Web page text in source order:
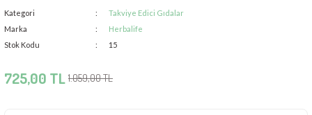
Kategori
Takviye Edici Gıdalar
Marka
Herbalife
Stok Kodu
15
725,00 TL 1.059,00 TL